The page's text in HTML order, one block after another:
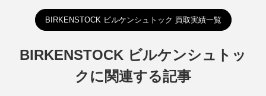
BIRKENSTOCK ビルケンシュトック 買取実績一覧
BIRKENSTOCK ビルケンシュトッ
クに関連する記事